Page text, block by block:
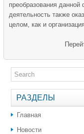
преобразования
деятельность также
целом, как и
РАЗДЕЛЫ
Главная
Новости